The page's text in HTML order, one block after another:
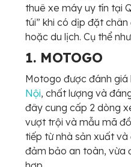
thuê xe máy uy tín tại
túi” khi có dịp đặt
hoặc du lịch. Cụ thể
1. MOTOGO
Motogo được đánh giá
Nội, chất lượng và
đây cung cấp 2 dòng
vượt trội và mẫu mã
tiếp từ nhà sản xuất
đảm bảo an toàn, vừa